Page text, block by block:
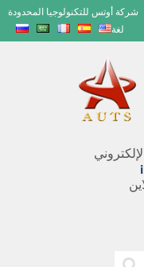
للتكنولوجيا المحدودة